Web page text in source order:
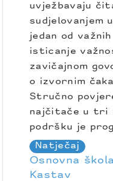
uvježbavaju
sudjelovanjem
jedan od
isticanje
zavičajnom
o izvornim
Stručno
najčitače u tri
podršku je
Natječaj
Osnovna
Kastav